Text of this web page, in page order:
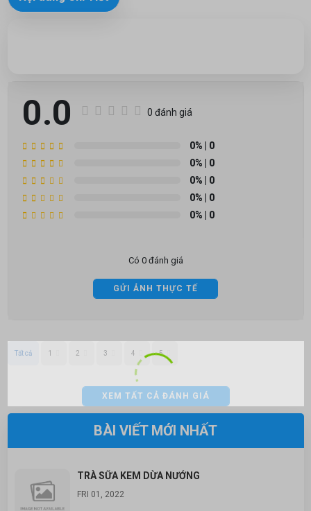
0.0 0 đánh giá
0% | 0
0% | 0
0% | 0
0% | 0
0% | 0
Có 0 đánh giá
GỬI ẢNH THỰC TẾ
Tất cả 1 2 3 4 5
XEM TẤT CẢ ĐÁNH GIÁ
BÀI VIẾT MỚI NHẤT
TRÀ SỮA KEM DỪA NƯỚNG
FRI 01, 2022